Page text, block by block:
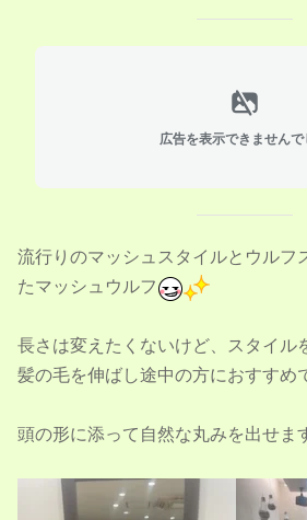
広告を表示できませんで
流行りのマッシュスタイルとウルフ
たマッシュウルフ
長さは変えたくないけど、スタイル
髪の毛を伸ばし途中の方におすすめ
頭の形に添って自然な丸みを出せま